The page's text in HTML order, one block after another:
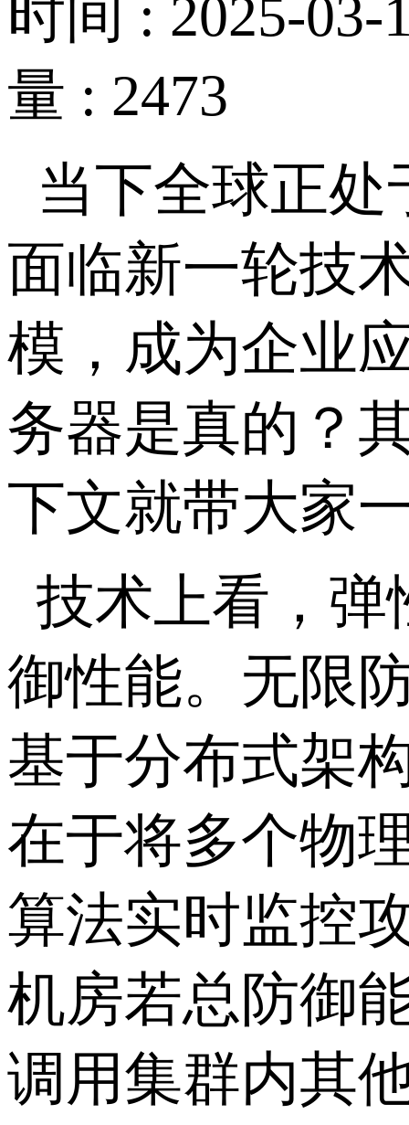
时间 : 2025-03-
量 : 2473
当下全球正
面临新一轮技
模，成为企业
务器是真的？
下文就带大家
技术上看，弹
御性能。无限
基于分布式架
在于将多个物
算法实时监控
机房若总防御
调用集群内其